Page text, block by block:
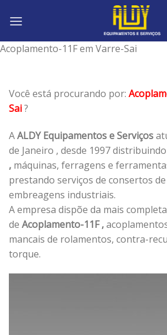
Acoplamento-11F em Varre-Sai
Você está procurando por:
Sai?
AALDY Equipamentos e Serviços
de Janeiro , desde 1997 distribuindo
, máquinas, ferragens e
prestando serviços de consertos
embreagens industriais.
A empresa dispõe da mais
de Acoplamento-11F ,
mancais de rolamentos, contra-
torque.